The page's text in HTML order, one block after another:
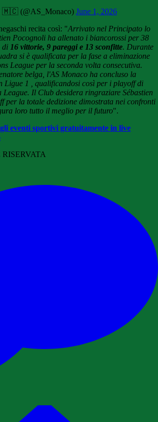
🇲🇨 (@AS_Monaco) June 1, 2026
recita così: "Arrivato nel Principato lo
Pocognoli ha allenato i biancorossi per 38
di 16 vittorie, 9 pareggi e 13 sconfitte. Durante
si è qualificata per la fase a eliminazione
League per la seconda volta consecutiva.
belga, l'AS Monaco ha concluso la
Ligue 1 , qualificandosi così per i playoff di
League. Il Club desidera ringraziare Sébastien
per la totale dedizione dimostrata nei confronti
loro tutto il meglio per il futuro".
eventi sportivi gratuitamente in live